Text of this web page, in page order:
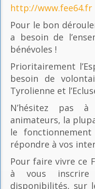
http://www.fee64.fr
Pour le bon
a besoin de
bénévoles !
Prioritairement
besoin de
Tyrolienne et
N’hésitez pas
animateurs, la
le
répondre à vos
Pour faire vivre ce
à vous
disponibilités, sur